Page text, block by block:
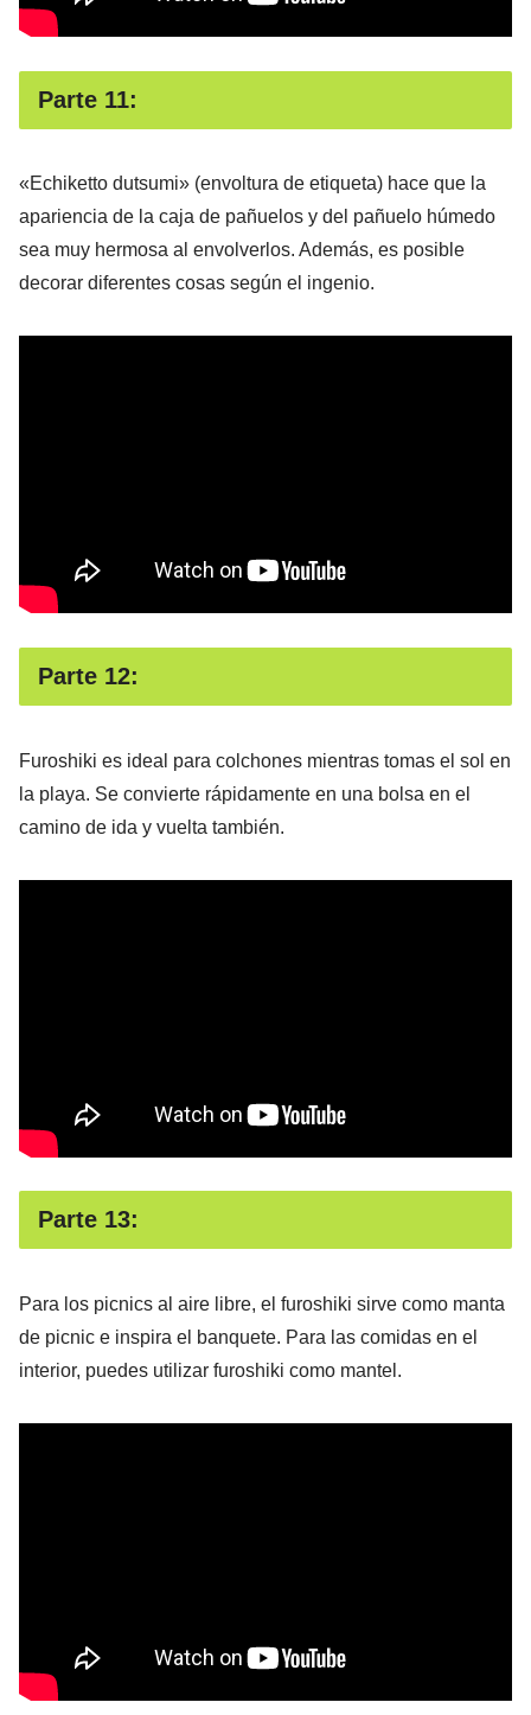
Parte 11:
«Echiketto dutsumi» (envoltura de etiqueta) hace que la
apariencia de la caja de pañuelos y del pañuelo húmedo
sea muy hermosa al envolverlos. Además, es posible
decorar diferentes cosas según el ingenio.
Parte 12:
Furoshiki es ideal para colchones mientras tomas el sol en
la playa. Se convierte rápidamente en una bolsa en el
camino de ida y vuelta también.
Parte 13:
Para los picnics al aire libre, el furoshiki sirve como manta
de picnic e inspira el banquete. Para las comidas en el
interior, puedes utilizar furoshiki como mantel.